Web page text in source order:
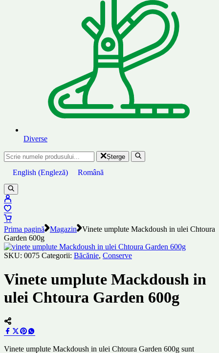
Diverse
Șterge
English (Engleză) Română
Prima pagină Magazin
Vinete umplute Mackdoush in ulei Chtoura
Garden 600g
SKU: 0075 Categorii: Băcănie, Conserve
Vinete umplute Mackdoush in
ulei Chtoura Garden 600g
Vinete umplute Mackdoush in ulei Chtoura Garden 600g sunt